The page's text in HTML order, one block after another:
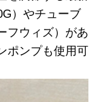
）やチューブ
フウィズ）があ
ポンプも使用可